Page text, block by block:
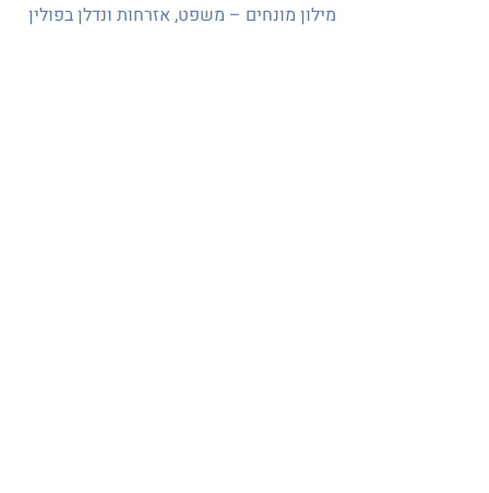
מילון מונחים – משפט, אזרחות ונדלן בפולין